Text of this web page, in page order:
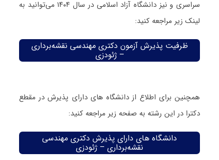
سراسری و نیز دانشگاه آزاد اسلامی در سال ۱۴۰۴ می‌توانید به
لینک زیر مراجعه کنید:
ظرفیت پذیرش آزمون دکتری مهندسی نقشه‌برداری
– ژئودزی
همچنین برای اطلاع از دانشگاه های دارای پذیرش در مقطع
دکترا در این رشته به صفحه زیر مراجعه کنید:
دانشگاه های دارای پذیرش دکتری مهندسی
نقشه‌برداری – ژئودزی